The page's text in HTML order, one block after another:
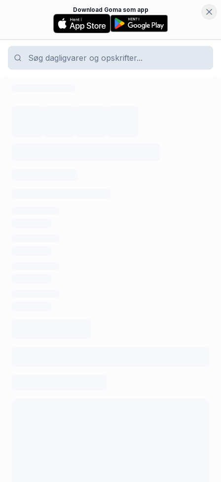
Download Goma som app